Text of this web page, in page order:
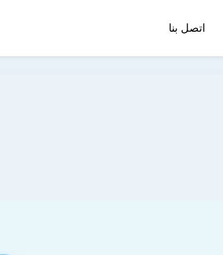
اتصل بنا